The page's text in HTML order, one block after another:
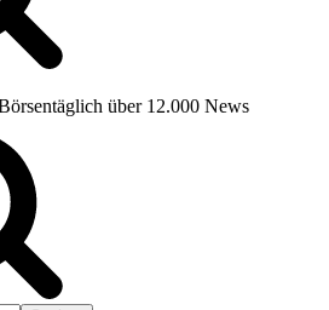
über 12.000 News